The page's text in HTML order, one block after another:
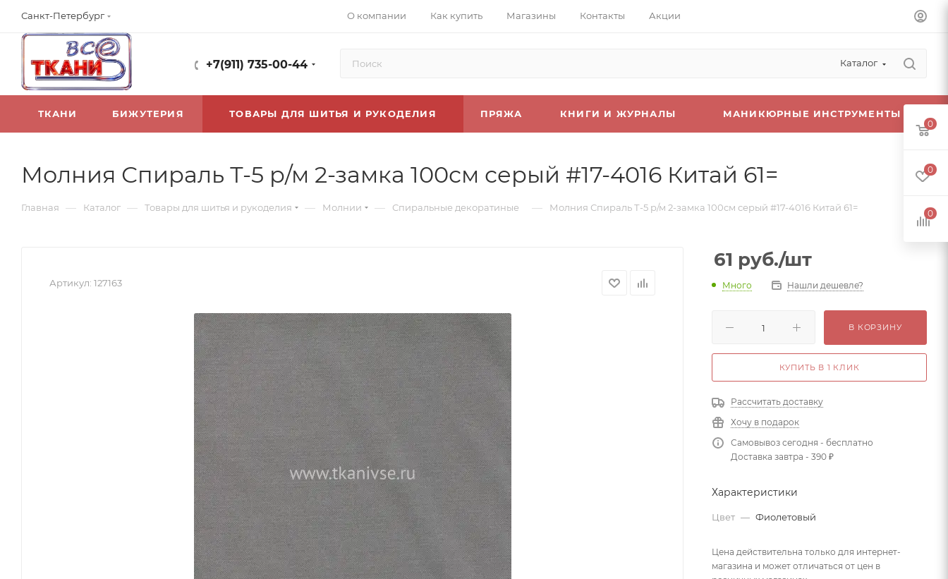
Санкт-Петербург О компании Как купить Магазины Контакты Акции
+7(911) 735-00-44 Каталог
ТКАНИ БИЖУТЕРИЯ ТОВАРЫ ДЛЯ ШИТЬЯ И РУКОДЕЛИЯ ПРЯЖА КНИГИ И ЖУРНАЛЫ МАНИКЮРНЫЕ ИНСТРУМЕНТЫ
Молния Спираль Т-5 р/м 2-замка 100см серый #17-4016 Китай 61=
Главная — Каталог — Товары для шитья и рукоделия — Молнии — Спиральные декоратиные — Молния Спираль Т-5 р/м 2-замка 100см серый #17-4016 Китай 61=
Артикул: 127163
61 руб./шт
Много Нашли дешевле?
В КОРЗИНУ
КУПИТЬ В 1 КЛИК
Рассчитать доставку
Хочу в подарок
Самовывоз сегодня - бесплатно
Доставка завтра - 390 ₽
Характеристики
Цвет — Фиолетовый
Цена действительна только для интернет-
магазина и может отличаться от цен в
0
0
0